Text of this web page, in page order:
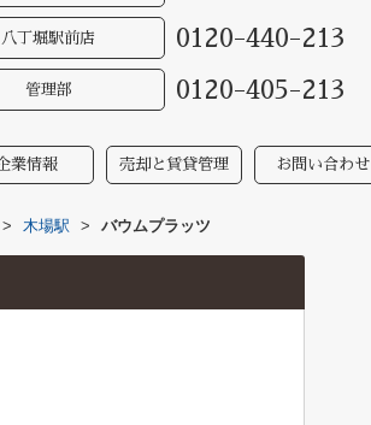
八丁堀駅前店 0120-440-213
管理部 0120-405-213
業情報 売却と賃貸管理 お問い合わせ
> 木場駅 > バウムプラッツ